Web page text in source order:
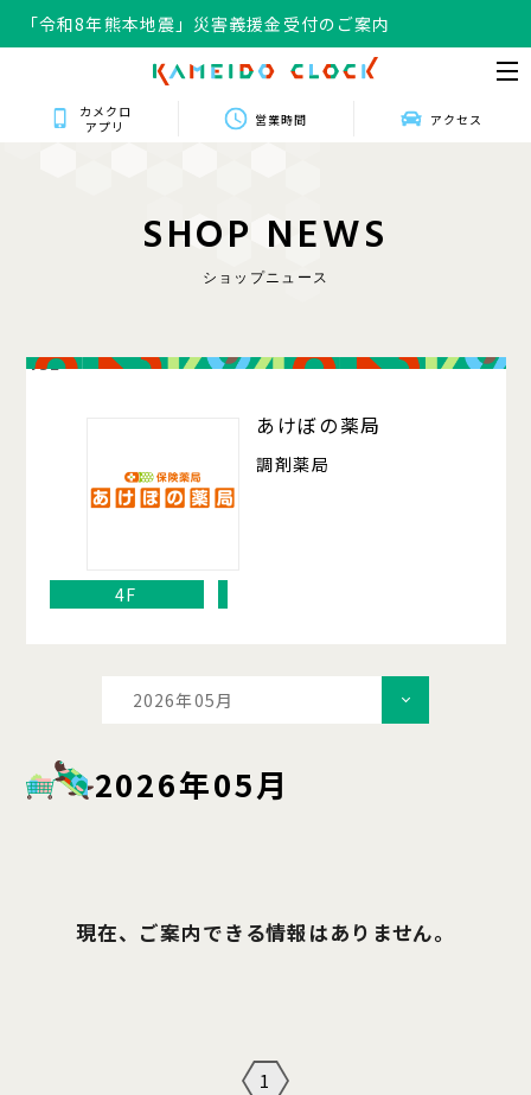
「令和8年熊本地震」災害義援金受付のご案内
カメクロ
アプリ
営業時間 アクセス
SHOP NEWS
ショップニュース
432
あけぼの薬局
調剤薬局
4F
2026年05月
2026年05月
現在、ご案内できる情報はありません。
1